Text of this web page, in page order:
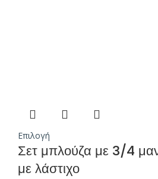
Επιλογή
Σετ μπλούζα με 3/4
με λάστιχο